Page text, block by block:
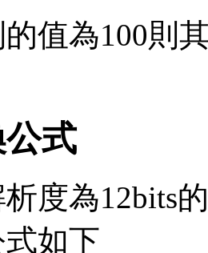
值為100則
式
度為12bits
如下